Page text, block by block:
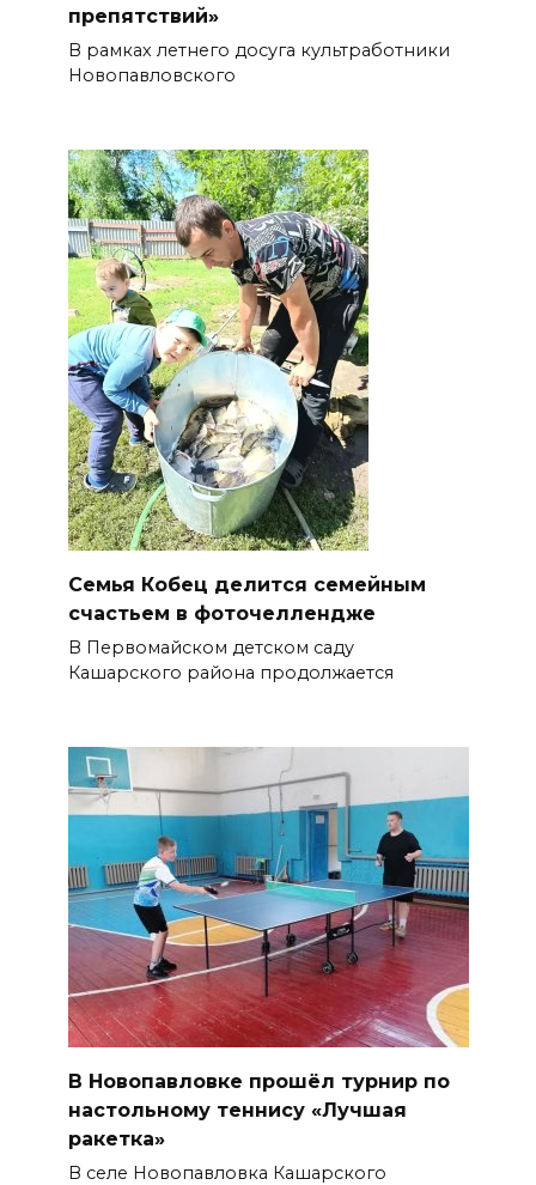
препятствий»
В рамках летнего досуга культработники
Новопавловского
Семья Кобец делится семейным
счастьем в фоточеллендже
В Первомайском детском саду
Кашарского района продолжается
В Новопавловке прошёл турнир по
настольному теннису «Лучшая
ракетка»
В селе Новопавловка Кашарского